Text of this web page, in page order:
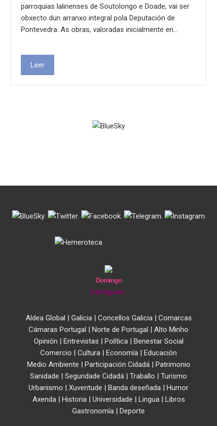
parroquias lalinenses de Soutolongo e Doade, vai ser
obxecto dun arranxo integral pola Deputación de
Pontevedra. As obras, valoradas inicialmente en…
Leer
. . . .
Domingo
9 de Agosto
Aldea Global | Galicia| Concellos Galicia| Comarcas
Cámaras Portugal | Norte de Portugal | Alto Minho
Opinión | Entrevistas | Política| Benestar Social
Comercio | Cultura | Economía | Educación
Medio Ambiente | Participación Cidadá| Patrimonio
Sanidade | Seguridade Cidadá | Traballo | Turismo
Urbanismo | Xuventude | Banda deseñada | Humor
Axenda| Historia| Universidade | Lingua| Libros
Gastronomía | Deporte